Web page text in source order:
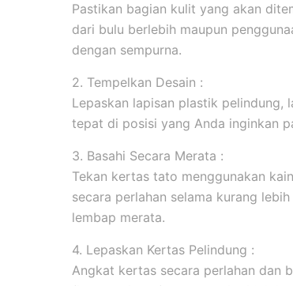
Pastikan bagian kulit yang akan
dari bulu berlebih maupun
dengan sempurna.
2. Tempelkan Desain :
Lepaskan lapisan plastik pelindung,
tepat di posisi yang Anda inginkan
3. Basahi Secara Merata :
Tekan kertas tato menggunakan
secara perlahan selama kurang
lembap merata.
4. Lepaskan Kertas Pelindung :
Angkat kertas secara perlahan dan